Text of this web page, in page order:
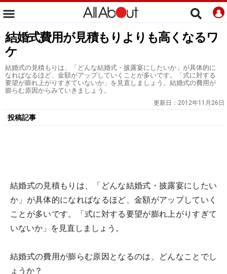
結婚式費用が見積もりよりも高くなるワ
ケ
結婚式の見積もりは、「どんな結婚式・披露宴にしたいか」が具体的に
なればなるほど、金額がアップしていくことが多いです。「式に対する
要望が膨れ上がりすぎていないか」を見直しましょう。結婚式の費用が
膨らむ原因からみていきましょう。
更新日： 2012年11月26日
投稿記事
結婚式の見積もりは、「どんな結婚式・披露宴にしたい
か」が具体的になればなるほど、金額がアップしていく
ことが多いです。「式に対する要望が膨れ上がりすぎて
いないか」を見直しましょう。
結婚式の費用が膨らむ原因となるのは、どんなことでし
ょうか？